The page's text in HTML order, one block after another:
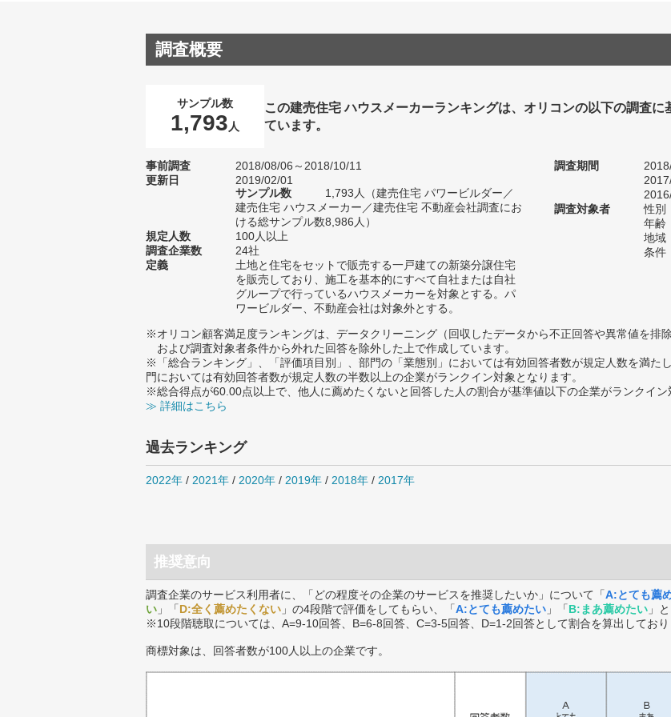
調査概要
サンプル数
1,793 人
この建売住宅 ハウスメーカーランキングは、オリコンの以下の調査に
ています。
事前調査
2018/08/06～2018/10/11
更新日
2019/02/01
サンプル数
1,793人（建売住宅 パワービルダー／
建売住宅 ハウスメーカー／建売住宅 不動産会社調査にお
ける総サンプル数8,986人）
規定人数
100人以上
調査企業数
24社
定義
土地と住宅をセットで販売する一戸建ての新築分譲住宅
を販売しており、施工を基本的にすべて自社または自社
グループで行っているハウスメーカーを対象とする。パ
ワービルダー、不動産会社は対象外とする。
調査期間
調査対象者
性別
年齢
地域
条件
※オリコン顧客満足度ランキングは、データクリーニング（回収したデータから不正回答や異常値を排除
および調査対象者条件から外れた回答を除外した上で作成しています。
※「総合ランキング」、「評価項目別」、部門の「業態別」においては有効回答者数が規定人数を満た
門においては有効回答者数が規定人数の半数以上の企業がランクイン対象となります。
※総合得点が60.00点以上で、他人に薦めたくないと回答した人の割合が基準値以下の企業がランクイン
≫ 詳細はこちら
過去ランキング
2022年 / 2021年 / 2020年 / 2019年 / 2018年 / 2017年
推奨意向
調査企業のサービス利用者に、「どの程度その企業のサービスを推奨したいか」について「A:とても薦
い 」「D:全く薦めたくない 」の4段階で評価をしてもらい、「A:とても薦めたい 」「B:まあ薦めたい 」
※10段階聴取については、A=9-10回答、B=6-8回答、C=3-5回答、D=1-2回答として割合を算出しており
商標対象は、回答者数が100人以上の企業です。